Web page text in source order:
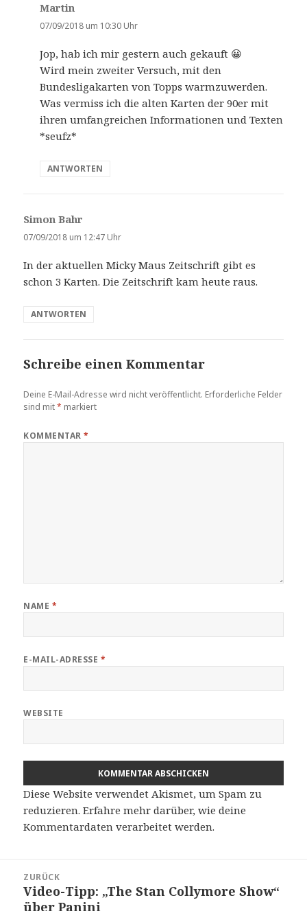
Martin
a
t
:
07/09/2018 um 10:30 Uhr
Jop, hab ich mir gestern auch gekauft 😀
Wird mein zweiter Versuch, mit den
Bundesligakarten von Topps warmzuwerden.
Was vermiss ich die alten Karten der 90er mit
ihren umfangreichen Informationen und Texten
*seufz*
ANTWORTEN
Simon Bahr
a
t
:
07/09/2018 um 12:47 Uhr
In der aktuellen Micky Maus Zeitschrift gibt es
schon 3 Karten. Die Zeitschrift kam heute raus.
ANTWORTEN
Schreibe einen Kommentar
Deine E-Mail-Adresse wird nicht veröffentlicht. Erforderliche Felder
sind mit* markiert
KOMMENTAR*
NAME *
E-MAIL-ADRESSE *
WEBSITE
Diese Website verwendet Akismet, um Spam zu
reduzieren.Erfahre mehr darüber, wie deine
Kommentardaten verarbeitet werden.
ZURÜCK
Vorheriger
Beitrag:
Video-Tipp: „The Stan Collymore Show“
über Panini